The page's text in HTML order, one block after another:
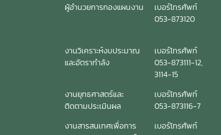
ผู้อำนวยการกองแผนงาน
เบอร์โทรศัพท์
053-873120
งานวิเคราะห์งบประมาณ
และอัตรากำลัง
เบอร์โทรศัพท์
053-873111-12,
3114-15
งานยุทธศาสตร์และ
ติดตามประเมินผล
เบอร์โทรศัพท์
053-873116-7
งานสารสนเทศเพื่อการ
เบอร์โทรศัพท์